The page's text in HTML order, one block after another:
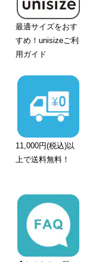
最適サイズをおす
すめ！unisizeご利
用ガイド
11,000円(税込)以
上で送料無料！